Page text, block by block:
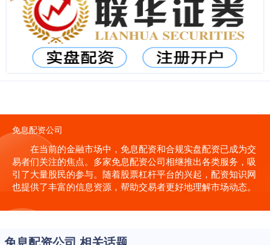
免息配资公司
在当前的金融市场中，免息配资和合规实盘配资已成为交
易者们关注的焦点。多家免息配资公司相继推出各类服务，吸
引了大量股民的参与。随着股票杠杆平台的兴起，配资知识网
也提供了丰富的信息资源，帮助交易者更好地理解市场动态。